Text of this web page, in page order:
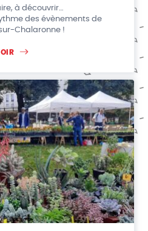
à découvrir…
des évènements de
Chalaronne !